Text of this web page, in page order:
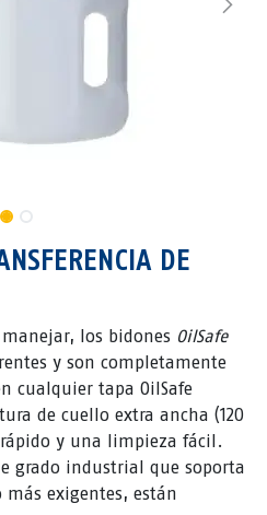
DE
los bidones OilSafe
y son completamente
cualquier tapa OilSafe
de cuello extra ancha (120
y una limpieza fácil.
grado industrial que soporta
exigentes, están